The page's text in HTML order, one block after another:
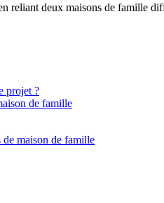
reliant deux maisons de famille
projet ?
de famille
de maison de famille